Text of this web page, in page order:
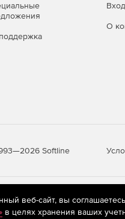
О
Softline
рекомендательные
пользователей
веб-сайт, вы
в целях хранения ваших